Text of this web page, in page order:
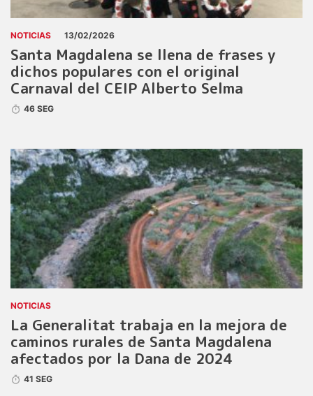
NOTICIAS 13/02/2026
Santa Magdalena se llena de frases y
dichos populares con el original
Carnaval del CEIP Alberto Selma
46 SEG
NOTICIAS
La Generalitat trabaja en la mejora de
caminos rurales de Santa Magdalena
afectados por la Dana de 2024
41 SEG